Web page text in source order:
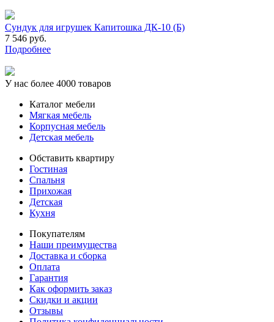
Сундук для игрушек Капитошка ДК-10 (Б)
7 546 руб.
Подробнее
У нас более 4000 товаров
Каталог мебели
Мягкая мебель
Корпусная мебель
Детская мебель
Обставить квартиру
Гостиная
Спальня
Прихожая
Детская
Кухня
Покупателям
Наши преимущества
Доставка и сборка
Оплата
Гарантия
Как оформить заказ
Скидки и акции
Отзывы